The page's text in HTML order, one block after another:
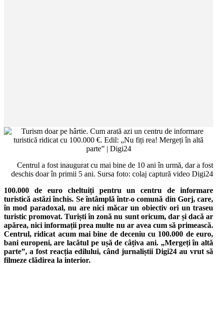
Centrul a fost inaugurat cu mai bine de 10 ani în urmă, dar a fost
deschis doar în primii 5 ani. Sursa foto: colaj captură video Digi24
100.000 de euro cheltuiți pentru un centru de informare
turistică astăzi închis. Se întâmplă într-o comună din Gorj, care,
în mod paradoxal, nu are nici măcar un obiectiv ori un traseu
turistic promovat. Turiști în zonă nu sunt oricum, dar și dacă ar
apărea, nici informații prea multe nu ar avea cum să primească.
Centrul, ridicat acum mai bine de deceniu cu 100.000 de euro,
bani europeni, are lacătul pe ușă de câțiva ani. „Mergeți în altă
parte”, a fost reacția edilului, când jurnaliștii Digi24 au vrut să
filmeze clădirea la interior.